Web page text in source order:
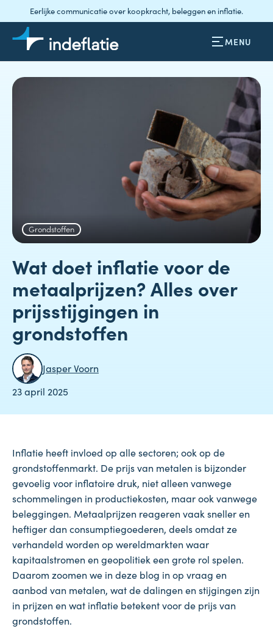
Eerlijke communicatie over koopkracht, beleggen en inflatie.
MENU
Wat doet inflatie voor de
metaalprijzen? Alles over
prijsstijgingen in
grondstoffen
Jasper Voorn
23 april 2025
Grondstoffen
Inflatie heeft invloed op alle sectoren; ook op de
grondstoffenmarkt. De prijs van metalen is bijzonder
gevoelig voor inflatoire druk, niet alleen vanwege
schommelingen in productiekosten, maar ook vanwege
beleggingen. Metaalprijzen reageren vaak sneller en
heftiger dan consumptiegoederen, deels omdat ze
verhandeld worden op wereldmarkten waar
kapitaalstromen en geopolitiek een grote rol spelen.
Daarom zoomen we in deze blog in op vraag en
aanbod van metalen, wat de dalingen en stijgingen zijn
in prijzen en wat inflatie betekent voor de prijs van
grondstoffen.